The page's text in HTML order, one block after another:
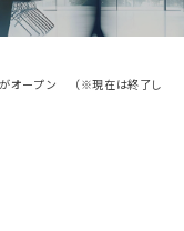
オープン （※現在は終了し